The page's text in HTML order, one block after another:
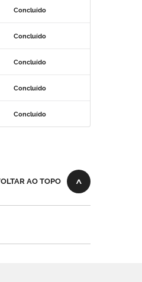
Concluído
Concluído
Concluído
Concluído
Concluído
AO TOPO